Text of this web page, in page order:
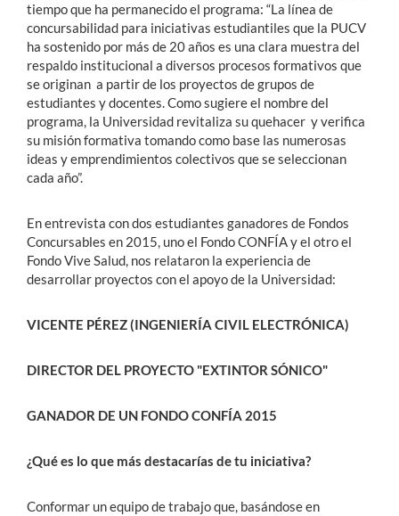
tiempo que ha permanecido el programa: “La línea de
concursabilidad para iniciativas estudiantiles que la PUCV
ha sostenido por más de 20 años es una clara muestra del
respaldo institucional a diversos procesos formativos que
se originan a partir de los proyectos de grupos de
estudiantes y docentes. Como sugiere el nombre del
programa, la Universidad revitaliza su quehacer y verifica
su misión formativa tomando como base las numerosas
ideas y emprendimientos colectivos que se seleccionan
cada año”.
En entrevista con dos estudiantes ganadores de Fondos
Concursables en 2015, uno el Fondo CONFÍA y el otro el
Fondo Vive Salud, nos relataron la experiencia de
desarrollar proyectos con el apoyo de la Universidad:
VICENTE PÉREZ (INGENIERÍA CIVIL ELECTRÓNICA)
DIRECTOR DEL PROYECTO "EXTINTOR SÓNICO"
GANADOR DE UN FONDO CONFÍA 2015
¿Qué es lo que más destacarías de tu iniciativa?
Conformar un equipo de trabajo que, basándose en